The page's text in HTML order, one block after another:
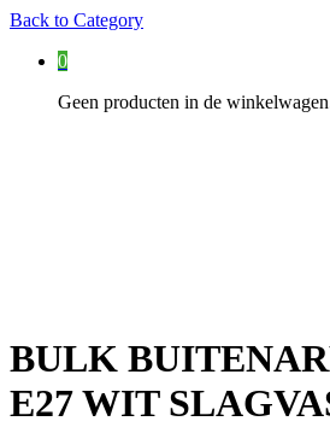
Back to Category
0
Geen producten in de
BULK
E27 WIT